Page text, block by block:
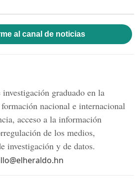
al canal de noticias
graduado en la
nacional e internacional
acceso a la información
de los medios,
investigación y de datos.